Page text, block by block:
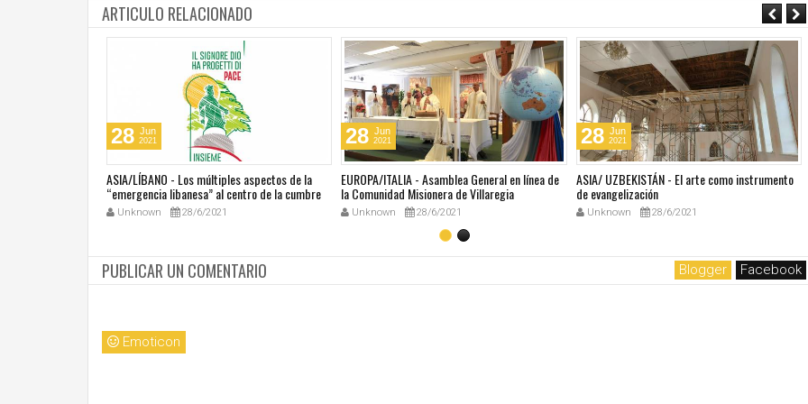
ARTICULO RELACIONADO
28 Jun
2021
ASIA/LÍBANO - Los múltiples aspectos de la
“emergencia libanesa” al centro de la cumbre
eclesial convocada por el Papa Francisco
Unknown 28/6/2021
28 Jun
2021
EUROPA/ITALIA - Asamblea General en línea de
la Comunidad Misionera de Villaregia
Unknown 28/6/2021
28 Jun
2021
ASIA/ UZBEKISTÁN - El arte como instrumento
de evangelización
Unknown 28/6/2021
PUBLICAR UN COMENTARIO Blogger Facebook
Emoticon